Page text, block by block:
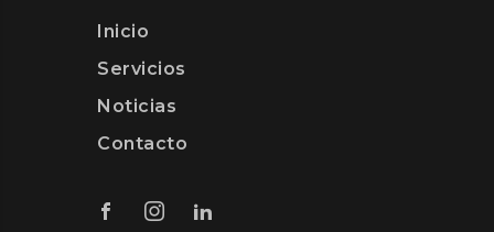
Inicio
Servicios
Noticias
Contacto